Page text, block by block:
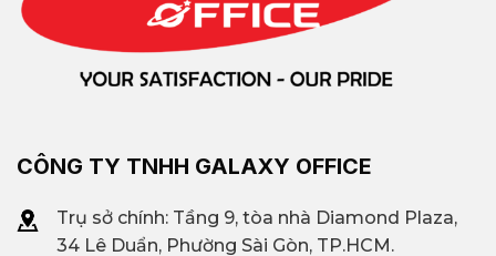
CÔNG TY TNHH GALAXY OFFICE
Trụ sở chính: Tầng 9, tòa nhà Diamond Plaza,
34 Lê Duẩn, Phường Sài Gòn, TP.HCM.